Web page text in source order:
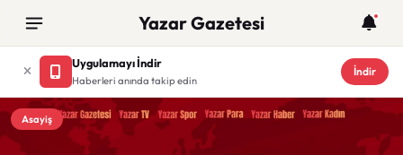
Yazar Gazetesi
Uygulamayı İndir
Haberleri anında takip edin
İndir
Asayiş